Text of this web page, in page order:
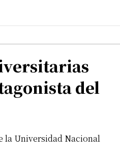
del
la Universidad Nacional